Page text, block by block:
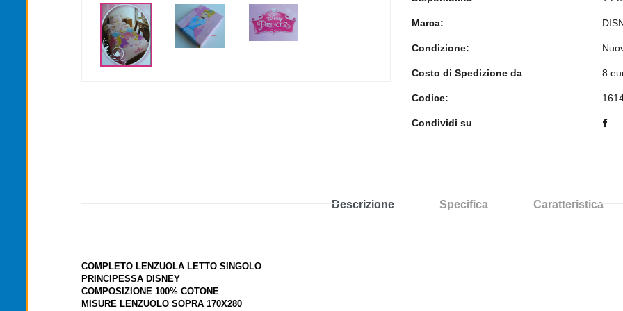
Marca:
Condizione:
Costo di Spedizione da 8
Codice:
Condividi su
Descrizione Specifica Caratteristica
COMPLETO LENZUOLA LETTO SINGOLO
PRINCIPESSA DISNEY
COMPOSIZIONE 100% COTONE
MISURE LENZUOLO SOPRA 170X280